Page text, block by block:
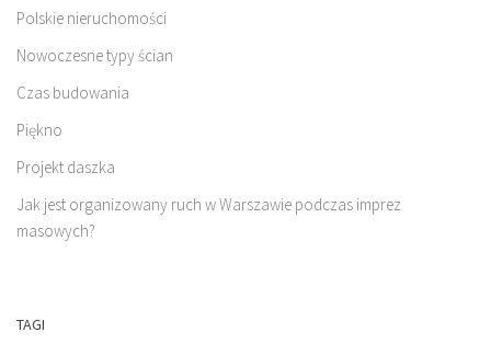
Polskie nieruchomości
Nowoczesne typy ścian
Czas budowania
Piękno
Projekt daszka
Jak jest organizowany ruch w Warszawie podczas imprez
masowych?
TAGI